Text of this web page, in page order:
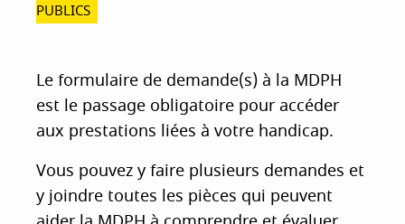
PUBLICS
Le formulaire de demande(s) à la MDPH
est le passage obligatoire pour accéder
aux prestations liées à votre handicap.
Vous pouvez y faire plusieurs demandes et
y joindre toutes les pièces qui peuvent